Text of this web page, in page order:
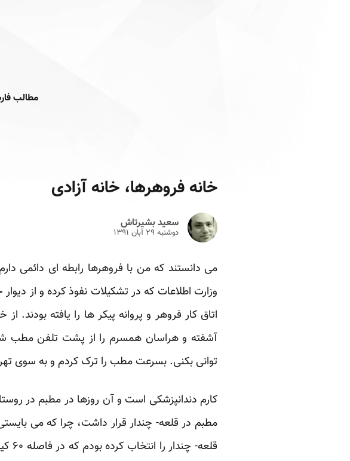
مطالب
خانه فروهرها، خانه آزادی
سعید بشیرتاش
دوشنبه ۲۹ آبان ۱۳۹۱
می دانستند که من با فروهرها رابطه ای دائمی
وزارت اطلاعات که در تشکیلات نفوذ کرده و از
اتاق کار فروهر و پروانه پیکر ها را یافته
آشفته و هراسان همسرم را از پشت تلفن مطب
توانی بکنی. بسرعت مطب را ترک کردم و به سوی
کارم دندانپزشکی است و آن روزها در مطبم در
مطبم در قلعه- چندار قرار داشت، چرا که می